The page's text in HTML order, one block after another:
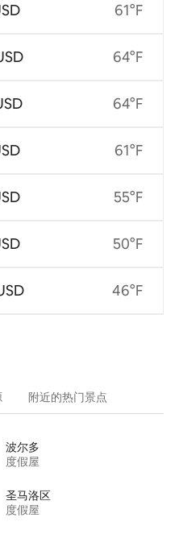
61°F
64°F
64°F
61°F
55°F
50°F
46°F
附近的热门景点
波尔多
度假屋
圣马洛区
度假屋